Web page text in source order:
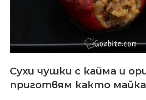
Сухи чушки с кайма и
приготвям както майка